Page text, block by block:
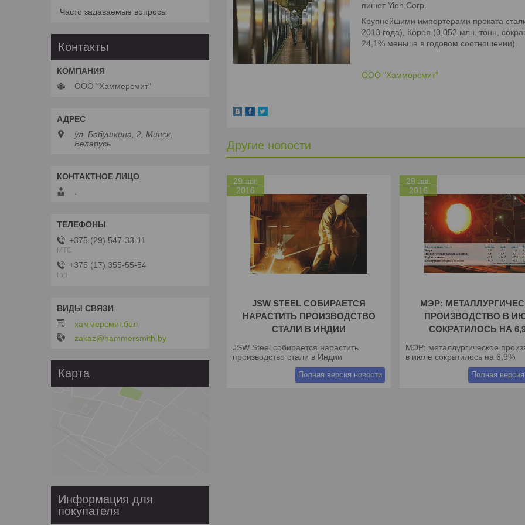
пишет Yieh.Corp.
Крупнейшими импортёрами проката
2013 года), Корея (0,052 млн. тонн,
24,1% меньше в годовом соотношении).
ООО "Хаммерсмит"
Другие новости
29 авг.
2016
JSW STEEL СОБИРАЕТСЯ
НАРАСТИТЬ ПРОИЗВОДСТВО
СТАЛИ В ИНДИИ
JSW Steel собирается нарастить
производство стали в Индии
Полная версия новости
29 авг.
2016
МЭР:
ПРОИЗВОДСТВО В
СОКРАТИЛОСЬ НА
МЭР: металлургическое
в июле сократилось на 6,9%
Полная
Часто задаваемые вопросы
Контакты
ООО "Хаммерсмит"
ул. Бабушкина, 2, Минск,
Беларусь
+375 (29) 547-33-11
МТС
+375 (17) 355-55-54
гор
хаммерсмит.бел
zakaz@hammersmith.by
Карта
Информация для
покупателя